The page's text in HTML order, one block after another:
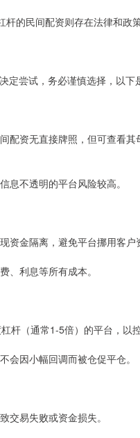
的民间配资则存在法律和政
尝试，务必谨慎选择，以下
配资无直接牌照，但可查看其
息不透明的平台风险较高。
金隔离，避免平台挪用客户
、利息等所有成本。
杆（通常1-5倍）的平台，以控
会因小幅回调而被仓促平仓。
交易失败或资金损失。